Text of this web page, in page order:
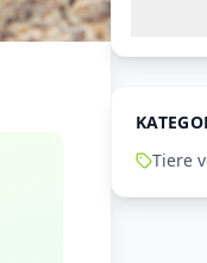
Tiere